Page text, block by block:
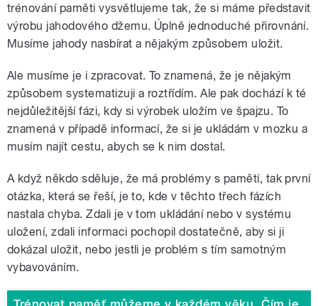
trénování paměti vysvětlujeme tak, že si máme představit
výrobu jahodového džemu. Úplně jednoduché přirovnání.
Musíme jahody nasbírat a nějakým způsobem uložit.
Ale musíme je i zpracovat. To znamená, že je nějakým
způsobem systematizuji a roztřídím. Ale pak dochází k té
nejdůležitější fázi, kdy si výrobek uložím ve špajzu. To
znamená v případě informací, že si je ukládám v mozku a
musím najít cestu, abych se k nim dostal.
A když někdo sděluje, že má problémy s pamětí, tak první
otázka, která se řeší, je to, kde v těchto třech fázích
nastala chyba. Zdali je v tom ukládání nebo v systému
uložení, zdali informaci pochopil dostatečně, aby si ji
dokázal uložit, nebo jestli je problém s tím samotným
vybavováním.